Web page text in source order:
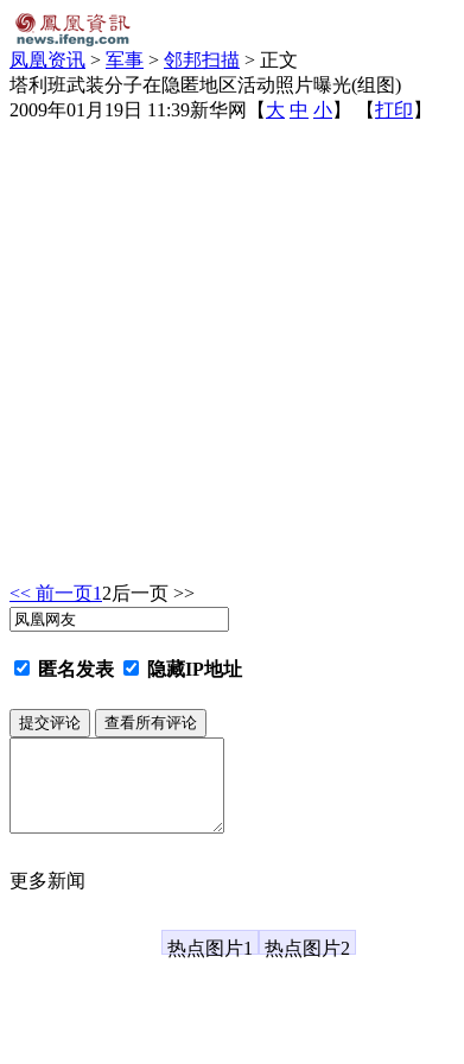
凤凰资讯 > 军事 > 邻邦扫描 > 正文
塔利班武装分子在隐匿地区活动照片曝光(组图)
2009年01月19日 11:39新华网 【 大 中 小】 【打印 】
<< 前一页1 2后一页 >>
匿名发表 隐藏IP地址
更多新闻
热点图片1 热点图片2